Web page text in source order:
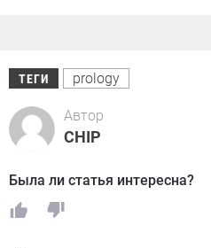
ТЕГИ prology
Автор
CHIP
Была ли статья интересна?